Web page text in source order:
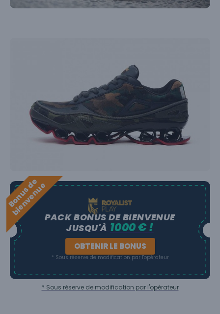
B
o
n
u
s
d
e
b
i
e
n
v
e
n
u
ePACK BONUS DE BIENVENUE
JUSQU'À 1000 € !
OBTENIR LE BONUS
* Sous réserve de modification par l'opérateur
* Sous réserve de modification par l'opérateur